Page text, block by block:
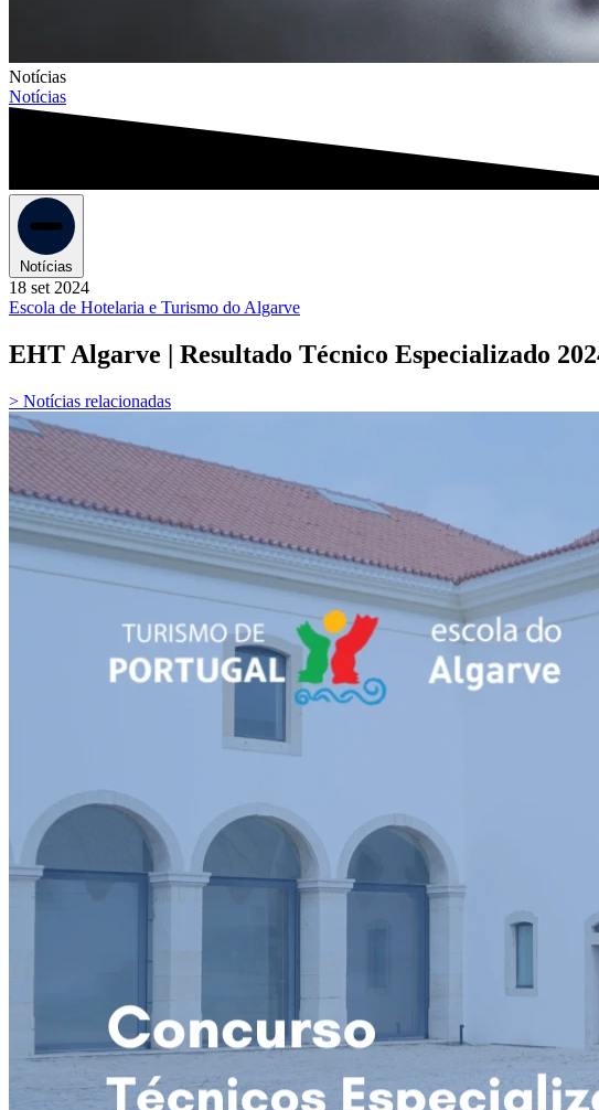
Notícias
Notícias
Notícias
18 set 2024
Escola de Hotelaria e Turismo do Algarve
EHT Algarve | Resultado Técnico Especializado
> Notícias relacionadas